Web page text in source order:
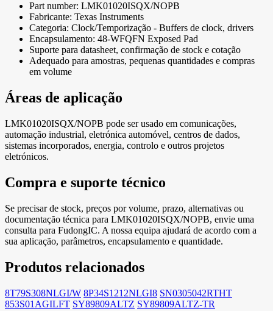
Part number: LMK01020ISQX/NOPB
Fabricante: Texas Instruments
Categoria: Clock/Temporização - Buffers de clock, drivers
Encapsulamento: 48-WFQFN Exposed Pad
Suporte para datasheet, confirmação de stock e cotação
Adequado para amostras, pequenas quantidades e compras
em volume
Áreas de aplicação
LMK01020ISQX/NOPB pode ser usado em comunicações,
automação industrial, eletrónica automóvel, centros de dados,
sistemas incorporados, energia, controlo e outros projetos
eletrónicos.
Compra e suporte técnico
Se precisar de stock, preços por volume, prazo, alternativas ou
documentação técnica para LMK01020ISQX/NOPB, envie uma
consulta para FudongIC. A nossa equipa ajudará de acordo com a
sua aplicação, parâmetros, encapsulamento e quantidade.
Produtos relacionados
8T79S308NLGI/W 8P34S1212NLGI8 SN0305042RTHT
853S01AGILFT SY89809ALTZ SY89809ALTZ-TR